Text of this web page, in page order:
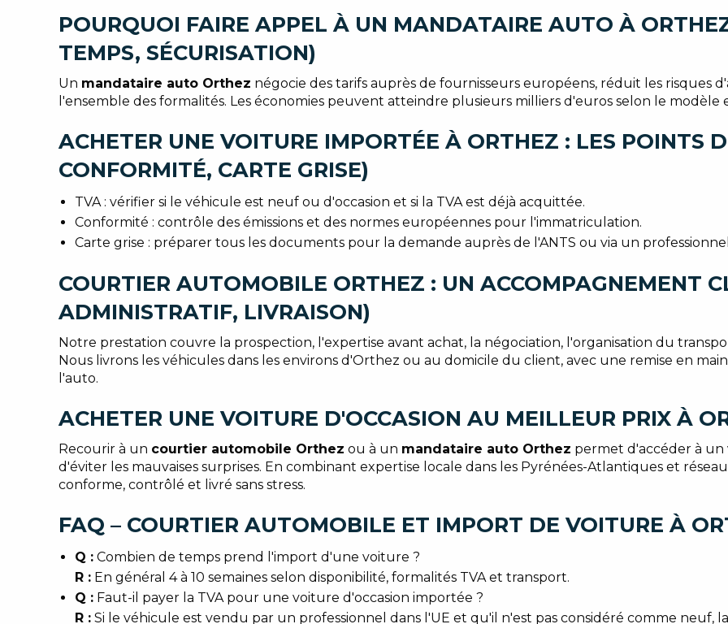
POURQUOI FAIRE APPEL À UN MANDATAIRE AUTO À
TEMPS, SÉCURISATION)
Un mandataire auto Orthez négocie des tarifs auprès de fournisseurs européens, réduit les risques
l'ensemble des formalités. Les économies peuvent atteindre plusieurs milliers d'euros selon le modèle
ACHETER UNE VOITURE IMPORTÉE À ORTHEZ : LES POINTS
CONFORMITÉ, CARTE GRISE)
TVA : vérifier si le véhicule est neuf ou d'occasion et si la TVA est déjà acquittée.
Conformité : contrôle des émissions et des normes européennes pour l'immatriculation.
Carte grise : préparer tous les documents pour la demande auprès de l'ANTS ou via un
COURTIER AUTOMOBILE ORTHEZ : UN ACCOMPAGNEMENT
ADMINISTRATIF, LIVRAISON)
Notre prestation couvre la prospection, l'expertise avant achat, la négociation, l'organisation du
Nous livrons les véhicules dans les environs d'Orthez ou au domicile du client, avec une remise en
l'auto.
ACHETER UNE VOITURE D'OCCASION AU MEILLEUR PRIX À
Recourir à un courtier automobile Orthez ou à un mandataire auto Orthez permet d'accéder à un
d'éviter les mauvaises surprises. En combinant expertise locale dans les Pyrénées-Atlantiques et
conforme, contrôlé et livré sans stress.
FAQ – COURTIER AUTOMOBILE ET IMPORT DE VOITURE À
Q : Combien de temps prend l'import d'une voiture ?
R : En général 4 à 10 semaines selon disponibilité, formalités TVA et transport.
Q : Faut-il payer la TVA pour une voiture d'occasion importée ?
R : Si le véhicule est vendu par un professionnel dans l'UE et qu'il n'est pas considéré comme neuf,